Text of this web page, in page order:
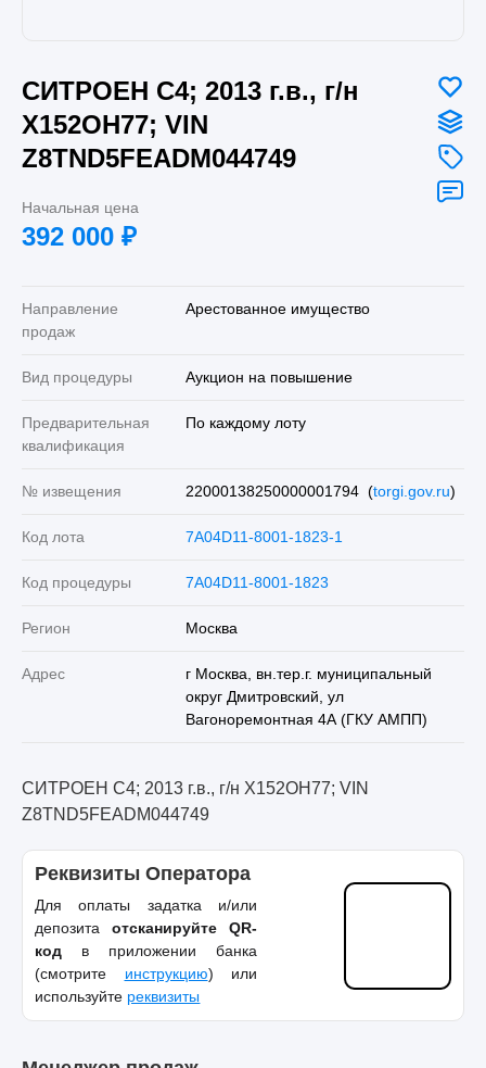
СИТРОЕН С4; 2013 г.в., г/н
Х152ОН77; VIN
Z8TND5FEADM044749
Начальная цена
392 000 ₽
Направление
продаж
Арестованное имущество
Вид процедуры Аукцион на повышение
Предварительная
квалификация
По каждому лоту
№ извещения 22000138250000001794 (torgi.gov.ru)
Код лота 7A04D11-8001-1823-1
Код процедуры 7A04D11-8001-1823
Регион Москва
Адрес
г Москва, вн.тер.г. муниципальный
округ Дмитровский, ул
Вагоноремонтная 4А (ГКУ АМПП)
СИТРОЕН С4; 2013 г.в., г/н Х152ОН77; VIN
Z8TND5FEADM044749
Реквизиты Оператора
Для оплаты задатка и/или
депозита отсканируйте QR-
код в приложении банка
(смотрите инструкцию) или
используйте реквизиты